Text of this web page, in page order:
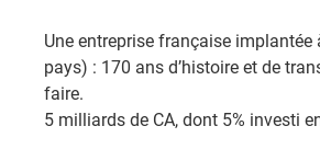
Une entreprise française implantée
pays) : 170 ans d’histoire et de
faire.​
5 milliards de CA, dont 5% investi